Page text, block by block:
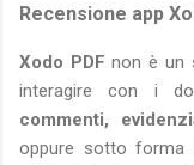
Recensione app
Xodo PDF non è un
interagire con i
commenti,
oppure sotto forma